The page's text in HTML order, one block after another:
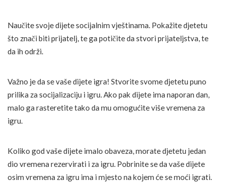
Naučite svoje dijete socijalnim vještinama. Pokažite djetetu
što znači biti prijatelj, te ga potičite da stvori prijateljstva, te
da ih održi.
Važno je da se vaše dijete igra! Stvorite svome djetetu puno
prilika za socijalizaciju i igru. Ako pak dijete ima naporan dan,
malo ga rasteretite tako da mu omogućite više vremena za
igru.
Koliko god vaše dijete imalo obaveza, morate djetetu jedan
dio vremena rezervirati i za igru. Pobrinite se da vaše dijete
osim vremena za igru ima i mjesto na kojem će se moći igrati.